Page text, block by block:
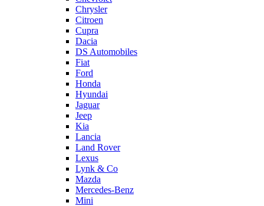
Chrysler
Citroen
Cupra
Dacia
DS Automobiles
Fiat
Ford
Honda
Hyundai
Jaguar
Jeep
Kia
Lancia
Land Rover
Lexus
Lynk & Co
Mazda
Mercedes-Benz
Mini